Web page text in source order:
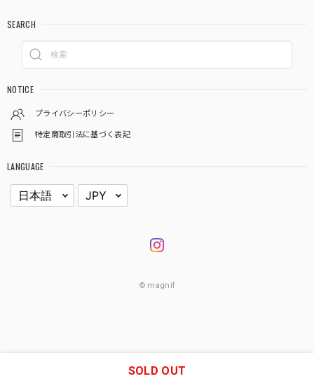
SEARCH
NOTICE
プライバシーポリシー
特定商取引法に基づく表記
LANGUAGE
© magnif
SOLD OUT